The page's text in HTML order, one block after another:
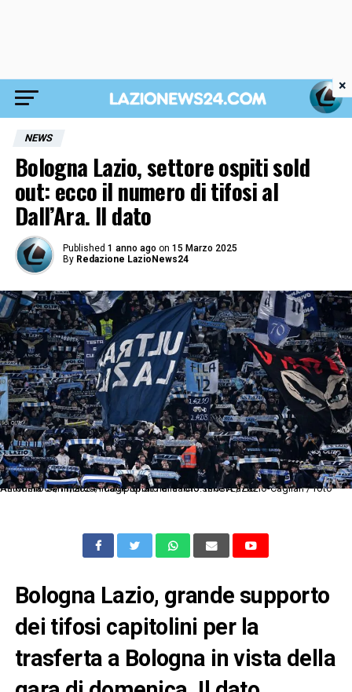
NEWS
Bologna Lazio, settore ospiti sold
out: ecco il numero di tifosi al
Dall’Ara. Il dato
Published 1 anno ago on 15 Marzo 2025
By Redazione LazioNews24
As Roma 04/11/2024 - campionato di calcio serie A / Lazio-Cagliari / foto Antonello Sammarco/Image Sport nella foto: tifosi Lazio
Bologna Lazio, grande supporto
dei tifosi capitolini per la
trasferta a Bologna in vista della
×